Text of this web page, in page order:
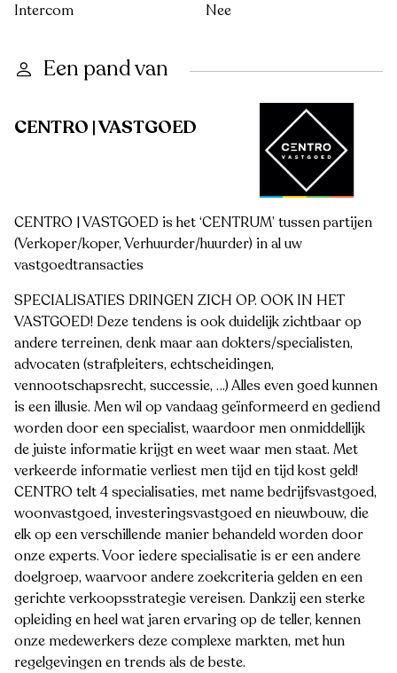
Intercom
Nee
Een pand van
CENTRO | VASTGOED
CENTRO | VASTGOED is het ‘CENTRUM’ tussen partijen
(Verkoper/koper, Verhuurder/huurder) in al uw
vastgoedtransacties
SPECIALISATIES DRINGEN ZICH OP. OOK IN HET
VASTGOED! Deze tendens is ook duidelijk zichtbaar op
andere terreinen, denk maar aan dokters/specialisten,
advocaten (strafpleiters, echtscheidingen,
vennootschapsrecht, successie, …) Alles even goed kunnen
is een illusie. Men wil op vandaag geïnformeerd en gediend
worden door een specialist, waardoor men onmiddellijk
de juiste informatie krijgt en weet waar men staat. Met
verkeerde informatie verliest men tijd en tijd kost geld!
CENTRO telt 4 specialisaties, met name bedrijfsvastgoed,
woonvastgoed, investeringsvastgoed en nieuwbouw, die
elk op een verschillende manier behandeld worden door
onze experts. Voor iedere specialisatie is er een andere
doelgroep, waarvoor andere zoekcriteria gelden en een
gerichte verkoopsstrategie vereisen. Dankzij een sterke
opleiding en heel wat jaren ervaring op de teller, kennen
onze medewerkers deze complexe markten, met hun
regelgevingen en trends als de beste.